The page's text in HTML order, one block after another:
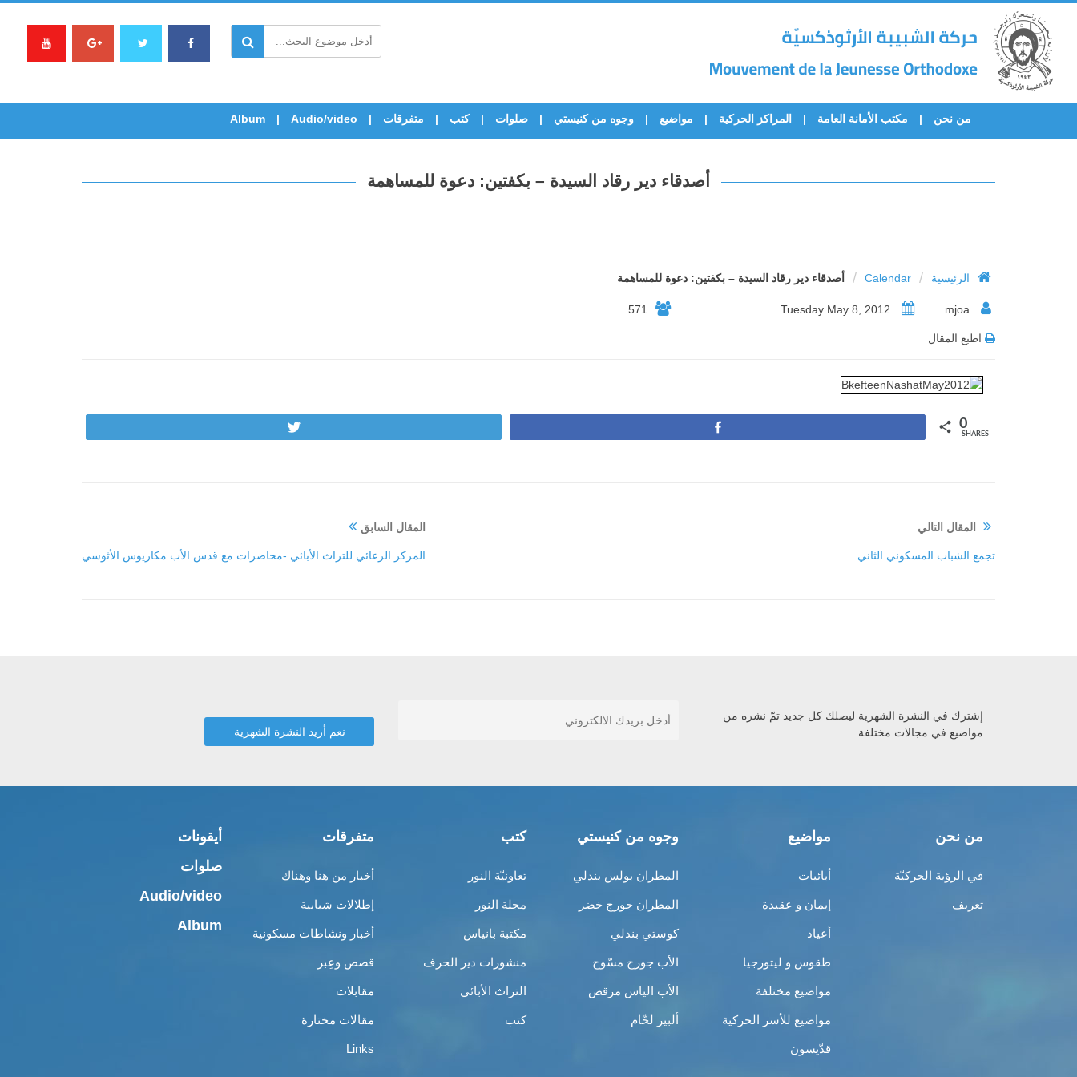
من نحن مكتب الأمانة العامة المراكز الحركية مواضيع وجوه من كنيستي صلوات كتب متفرقات Audio/video
Album
أصدقاء دير رقاد السيدة – بكفتين: دعوة للمساهمة
الرئيسية /
Calendar
/ أصدقاء دير رقاد السيدة – بكفتين: دعوة للمساهمة
571
اطبع المقال
0
SHARES
المقال السابق
المركز الرعائي للتراث الأبائي -محاضرات مع قدس الأب مكاريوس الأثوسي
المقال التالي
تجمع الشباب المسكوني الثاني
إشترك في النشرة الشهرية ليصلك كل جديد تمّ نشره من
مواضيع في مجالات مختلفة
من نحن
في الرؤية الحركيّة
تعريف
مواضيع
أبائيات
إيمان و عقيدة
أعياد
طقوس و ليتورجيا
مواضيع مختلفة
مواضيع للأسر الحركية
قدّيسون
وجوه من كنيستي
المطران بولس بندلي
المطران جورج خضر
كوستي بندلي
الأب جورج مسّوح
الأب الياس مرقص
ألبير لحّام
كتب
تعاونيّة النور
مجلة النور
مكتبة بانياس
منشورات دير الحرف
التراث الأبائي
كتب
متفرقات
أخبار من هنا وهناك
إطلالات شبابية
أخبار ونشاطات مسكونية
قصص وعِبر
مقابلات
مقالات مختارة
Links
أيقونات
صلوات
Audio/video
Album